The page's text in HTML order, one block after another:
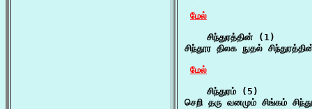
மேல்
    சிந்துரத்தின் (1)
சிந்தூர திலக நுதல்
மேல்
    சிந்துரம் (5)
செறி தரு வனமும் சிங்கம்